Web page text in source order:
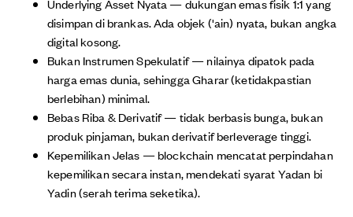
disimpan di brankas. Ada objek ('ain) nyata, bukan angka
digital kosong.
Bukan Instrumen Spekulatif — nilainya dipatok pada
harga emas dunia, sehingga Gharar (ketidakpastian
berlebihan) minimal.
Bebas Riba & Derivatif — tidak berbasis bunga, bukan
produk pinjaman, bukan derivatif berleverage tinggi.
Kepemilikan Jelas — blockchain mencatat perpindahan
kepemilikan secara instan, mendekati syarat Yadan bi
Yadin (serah terima seketika).